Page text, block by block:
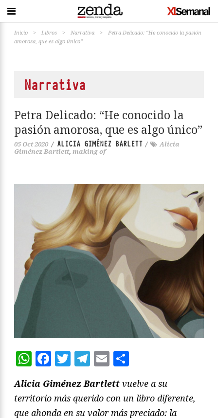
Inicio > Libros > Narrativa >
Petra Delicado: “He conocido la pasión
amorosa, que es algo único”
Narrativa
Petra Delicado: “He conocido la
pasión amorosa, que es algo único”
05 Oct 2020 / ALICIA GIMÉNEZ BARLETT /
Alicia
Giménez Bartlett, making of
WhatsApp
Facebook
Twitter
Telegram
Email
Alicia Giménez Bartlett vuelve a su
territorio más querido con un libro diferente,
que ahonda en su valor más preciado: la